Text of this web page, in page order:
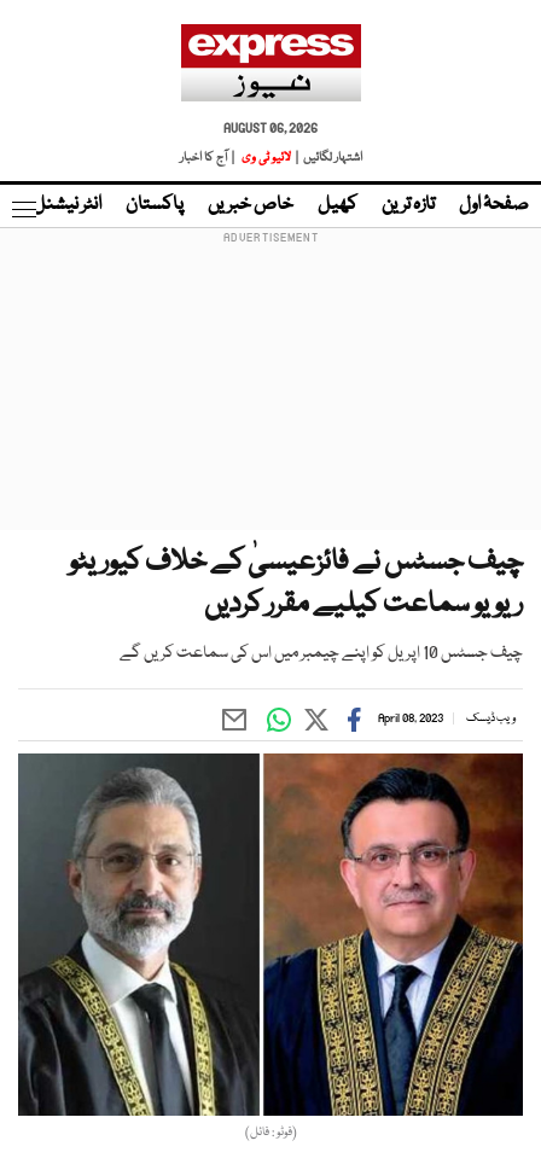
AUGUST 06, 2026
اشتہار لگائیں |
لائیو ٹی وی | آج کا اخبار
صفحۂ اول تازہ ترین کھیل خاص خبریں پاکستان انٹر نیشنل
چیف جسٹس نے فائزعیسیٰ کے خلاف کیوریٹو
ریویو سماعت کیلیے مقرر کردیں
چیف جسٹس 10 اپریل کو اپنے چیمبر میں اس کی سماعت کریں گے
ویب ڈیسک April 08, 2023
(فوٹو : فائل)